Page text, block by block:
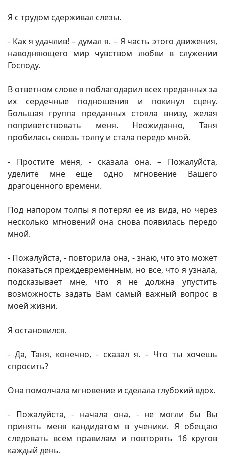
Я с трудом сдерживал слезы.
- Как я удачлив! – думал я. – Я часть этого движения,
наводняющего мир чувством любви в служении
Господу.
В ответном слове я поблагодарил всех преданных за
их сердечные подношения и покинул сцену.
Большая группа преданных стояла внизу, желая
поприветствовать меня. Неожиданно, Таня
пробилась сквозь толпу и стала передо мной.
- Простите меня, - сказала она. – Пожалуйста,
уделите мне еще одно мгновение Вашего
драгоценного времени.
Под напором толпы я потерял ее из вида, но через
несколько мгновений она снова появилась передо
мной.
- Пожалуйста, - повторила она, - знаю, что это может
показаться преждевременным, но все, что я узнала,
подсказывает мне, что я не должна упустить
возможность задать Вам самый важный вопрос в
моей жизни.
Я остановился.
- Да, Таня, конечно, - сказал я. – Что ты хочешь
спросить?
Она помолчала мгновение и сделала глубокий вдох.
- Пожалуйста, - начала она, - не могли бы Вы
принять меня кандидатом в ученики. Я обещаю
следовать всем правилам и повторять 16 кругов
каждый день.